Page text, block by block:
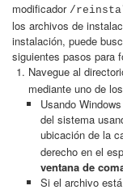
modificador /
los archivos de
instalación, puede
siguientes pasos para
Navegue al
mediante uno de
Usando
del sistema
ubicación de la
derecho en el
ventana de
Si el archivo